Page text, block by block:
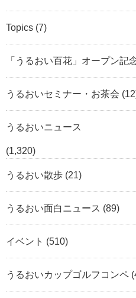
Topics (7)
「うるおい百花」オープン記
うるおいセミナー・お茶会
うるおいニュース
(1,320)
うるおい散歩 (21)
うるおい面白ニュース (89)
イベント (510)
うるおいカップゴルフコンペ